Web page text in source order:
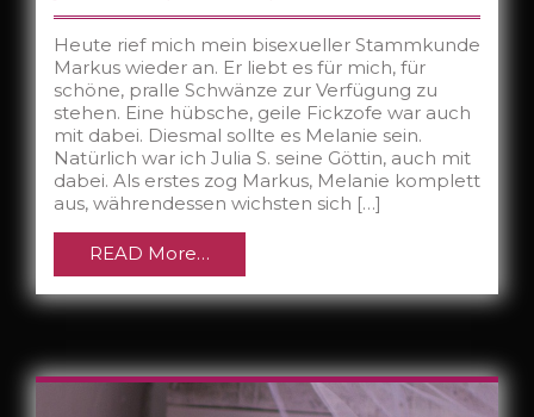
Heute rief mich mein bisexueller Stammkunde
Markus wieder an. Er liebt es für mich, für
schöne, pralle Schwänze zur Verfügung zu
stehen. Eine hübsche, geile Fickzofe war auch
mit dabei. Diesmal sollte es Melanie sein.
Natürlich war ich Julia S. seine Göttin, auch mit
dabei. Als erstes zog Markus, Melanie komplett
aus, währendessen wichsten sich […]
READ More…